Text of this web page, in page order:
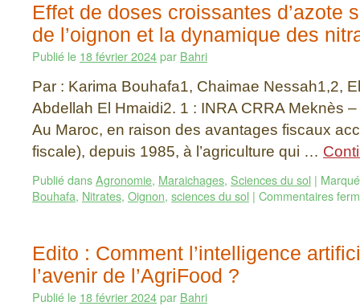
Effet de doses croissantes d’azote
de l’oignon et la dynamique des
Publié le 18 février 2024par Bahri
Par : Karima Bouhafa1, Chaimae Nessah1,2,
Abdellah El Hmaidi2. 1 : INRA CRRA Meknès
Au Maroc, en raison des avantages fiscaux
fiscale), depuis 1985, à l’agriculture qui …
Publié dansAgronomie, Maraichages, Sciences du sol |
Bouhafa, Nitrates, Oignon, sciences du sol | Commentaires
Edito : Comment l’intelligence
l’avenir de l’AgriFood ?
Publié le 18 février 2024par Bahri